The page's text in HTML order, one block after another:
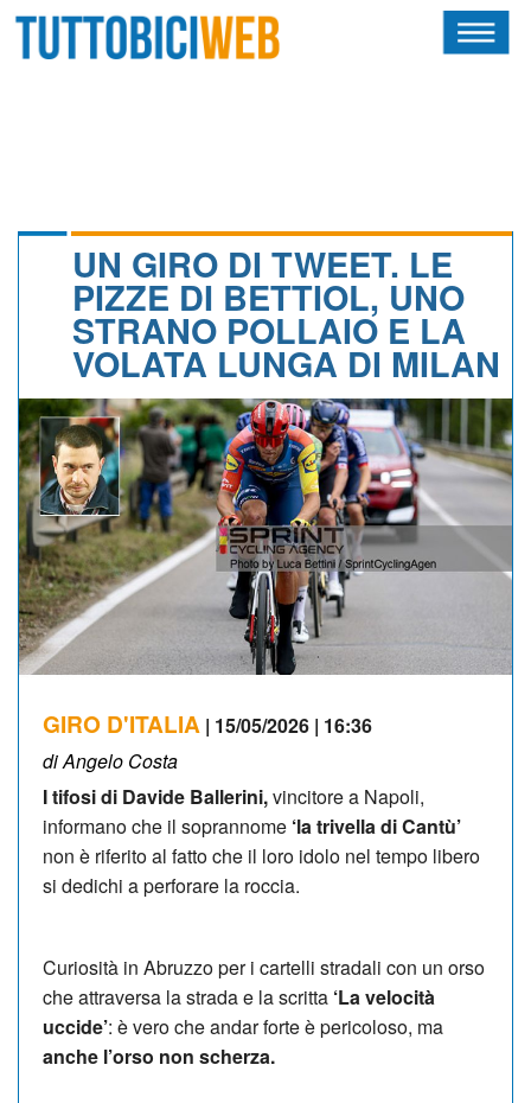
CALENDARIO
ALBI D'ORO
NEWSLETTER
UN GIRO DI TWEET. LE
PIZZE DI BETTIOL, UNO
STRANO POLLAIO E LA
VOLATA LUNGA DI MILAN
GIRO D'ITALIA | 15/05/2026 | 16:36
di Angelo Costa
I tifosi di Davide Ballerini,vincitore a Napoli,
informano che il soprannome ‘la trivella di Cantù’
non è riferito al fatto che il loro idolo nel tempo libero
si dedichi a perforare la roccia.
Curiosità in Abruzzo per i cartelli stradali con un orso
che attraversa la strada e la scritta ‘La velocità
uccide’: è vero che andar forte è pericoloso, ma
anche l’orso non scherza.